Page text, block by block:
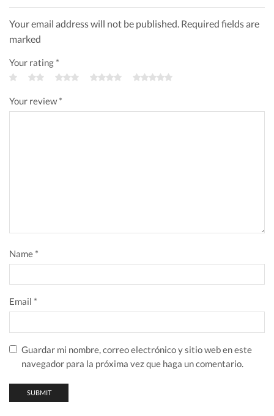
Your email address will not be published. Required fields are
marked
Your rating *
Your review*
Name *
Email *
Guardar mi nombre, correo electrónico y sitio web en este
navegador para la próxima vez que haga un comentario.